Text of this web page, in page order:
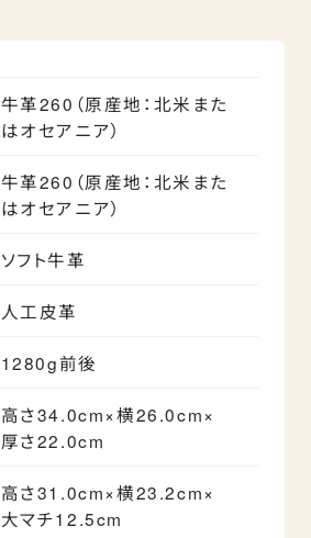
牛革260（原産地：北米また
はオセアニア）
牛革260（原産地：北米また
はオセアニア）
ソフト牛革
人工皮革
1280g前後
高さ34.0cm×横26.0cm×
厚さ22.0cm
高さ31.0cm×横23.2cm×
大マチ12.5cm